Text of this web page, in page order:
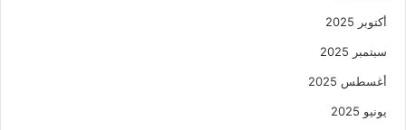
أكتوبر 2025
سبتمبر 2025
أغسطس 2025
يونيو 2025